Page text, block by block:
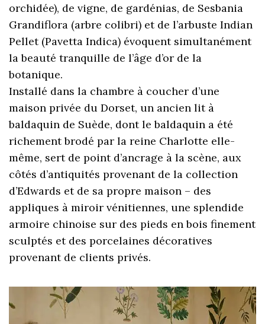
orchidée), de vigne, de gardénias, de Sesbania
Grandiflora (arbre colibri) et de l’arbuste Indian
Pellet (Pavetta Indica) évoquent simultanément
la beauté tranquille de l’âge d’or de la
botanique.
Installé dans la chambre à coucher d’une
maison privée du Dorset, un ancien lit à
baldaquin de Suède, dont le baldaquin a été
richement brodé par la reine Charlotte elle-
même, sert de point d’ancrage à la scène, aux
côtés d’antiquités provenant de la collection
d’Edwards et de sa propre maison – des
appliques à miroir vénitiennes, une splendide
armoire chinoise sur des pieds en bois finement
sculptés et des porcelaines décoratives
provenant de clients privés.